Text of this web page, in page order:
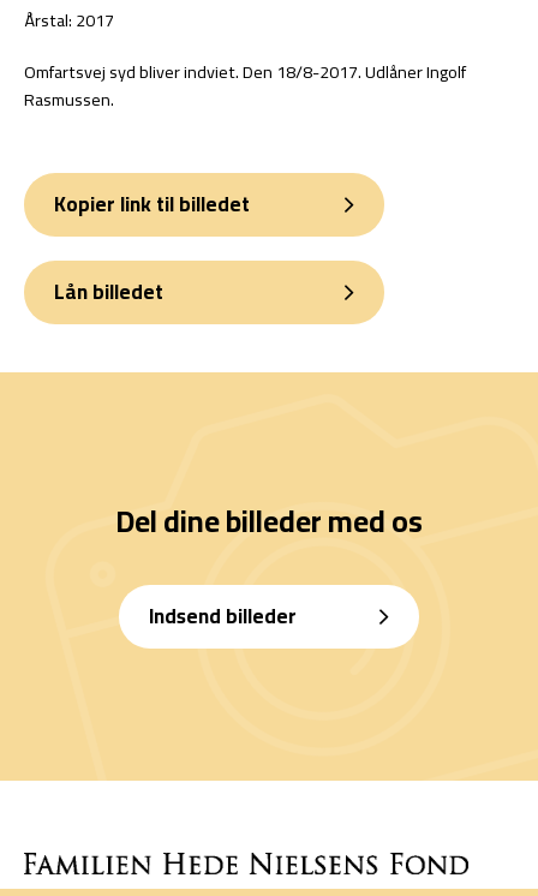
Årstal: 2017
Omfartsvej syd bliver indviet. Den 18/8-2017. Udlåner Ingolf
Rasmussen.
Kopier link til billedet
Lån billedet
Del dine billeder med os
Indsend billeder